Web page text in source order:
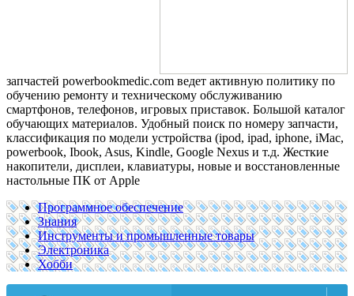
запчастей powerbookmedic.com ведет активную политику по
обучению ремонту и техническому обслуживанию
смартфонов, телефонов, игровых приставок. Большой каталог
обучающих материалов. Удобный поиск по номеру запчасти,
классификация по модели устройства (ipod, ipad, iphone, iMac,
powerbook, Ibook, Asus, Kindle, Google Nexus и т.д. Жесткие
накопители, дисплеи, клавиатуры, новые и восстановленные
настольные ПК от Apple
Программное обеспечение
Знания
Инструменты и промышленные товары
Электроника
Хобби